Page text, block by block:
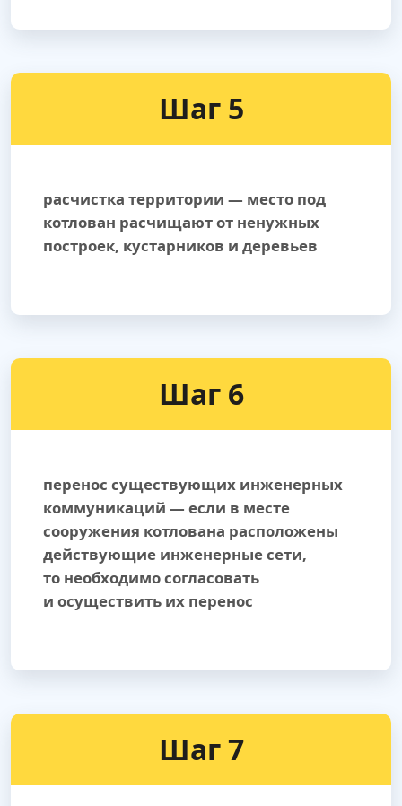
Шаг 5
расчистка территории — место под
котлован расчищают от ненужных
построек, кустарников и деревьев
Шаг 6
перенос существующих инженерных
коммуникаций — если в месте
сооружения котлована расположены
действующие инженерные сети,
то необходимо согласовать
и осуществить их перенос
Шаг 7